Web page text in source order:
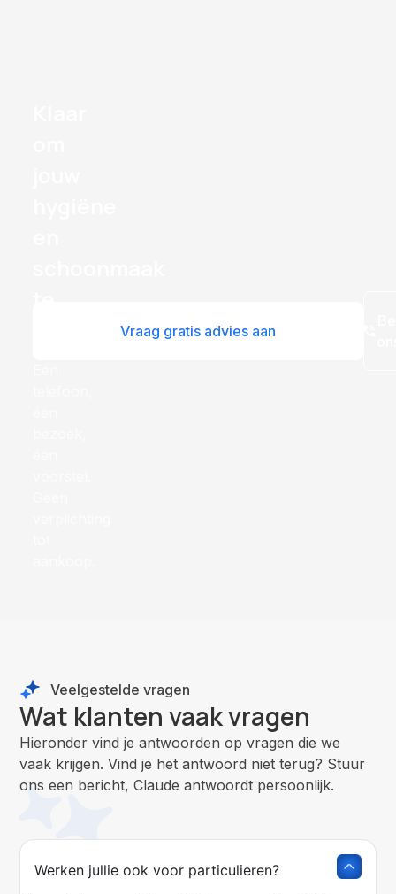
professionaliseren?
Vraag gratis advies aan
Veelgestelde vragen
Wat klanten vaak vragen
Hieronder vind je antwoorden op vragen die we
vaak krijgen. Vind je het antwoord niet terug? Stuur
ons een bericht, Claude antwoordt persoonlijk.
Werken jullie ook voor particulieren?